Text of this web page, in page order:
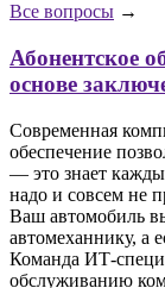
Все вопросы →
Абонентское
основе
Современная
обеспечение
— это знает
надо и совсем не
Ваш автомобиль
автомеханнику, а
Команда ИТ-
обслуживанию